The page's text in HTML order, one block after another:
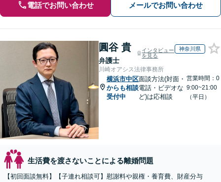
電話でお問い合わせ メールでお問い合わせ
圓谷 貴
弁護士
インタビュー
を見る
神奈川県
川崎オアシス法律事務所
横浜市中区
からも相談
受付中
面談方法(対面・
電話・ビデオな
ど)は応相談
営業時間：0
9:00~21:00
（平日）
生活費を渡さないことによる離婚問題
【初回面談無料】【子連れ相談可】慰謝料や親権・養育費、財産分与